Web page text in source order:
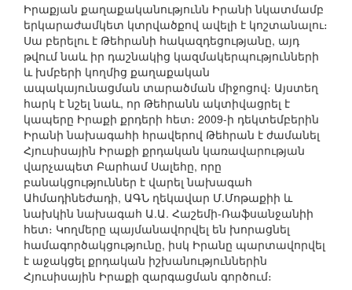
Իրաքյան քաղաքականությունն Իրանի նկատմամբ
երկարաժամկետ կտրվածքով ավելի է կոշտանալու։
Սա բերելու է Թեհրանի հակազդեցությանը, այդ
թվում նաև իր դաշնակից կազմակերպությունների
և խմբերի կողմից քաղաքական
ապակայունացման տարածման միջոցով։ Այստեղ
հարկ է նշել նաև, որ Թեհրանն ակտիվացրել է
կապերը Իրաքի քրդերի հետ։ 2009-ի դեկտեմբերին
Իրանի նախագահի հրավերով Թեհրան է ժամանել
Հյուսիսային Իրաքի քրդական կառավարության
վարչապետ Բարհամ Սալեհը, որը
բանակցություններ է վարել նախագահ
Ահմադինեժադի, ԱԳՆ ղեկավար Մ.Մոթաքիի և
նախկին նախագահ Ա.Ա. Հաշեմի-Ռաֆսանջանիի
հետ։ Կողմերը պայմանավորվել են խորացնել
համագործակցությունը, իսկ Իրանը պարտավորվել
է աջակցել քրդական իշխանություններին
Հյուսիսային Իրաքի զարգացման գործում։